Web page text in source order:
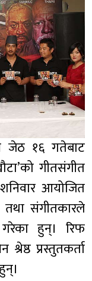
जेठ १६ गतेबाट
गीतसंगीत
आयोजित
संगीतकारले
हुन्। रिफ
श्रेष्ठ प्रस्तुतकर्ता